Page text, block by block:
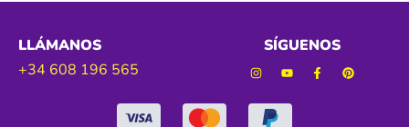
LLÁMANOS
+34 608 196 565
SÍGUENOS